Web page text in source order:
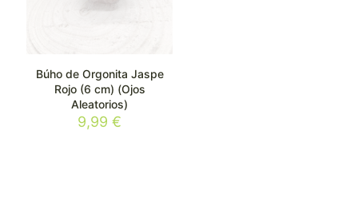
Búho de Orgonita Jaspe
Rojo (6 cm) (Ojos
Aleatorios)
9,99€